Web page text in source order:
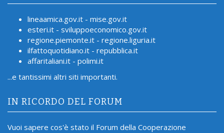
lineaamica.gov.it - mise.gov.it
esteri.it - sviluppoeconomico.gov.it
regione.piemonte.it - regione.liguria.it
ilfattoquotidiano.it - repubblica.it
affaritaliani.it - polimi.it
...e tantissimi altri siti importanti.
IN RICORDO DEL FORUM
Vuoi sapere cos'è stato il Forum della Cooperazione